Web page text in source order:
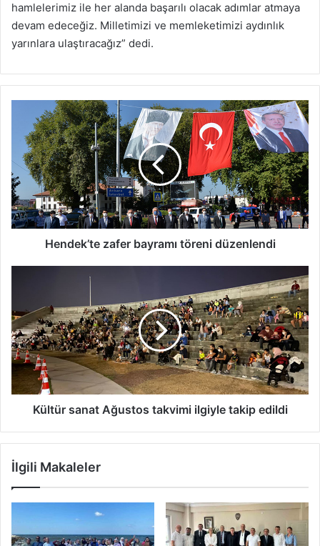
hamlelerimiz ile her alanda başarılı olacak adımlar atmaya
devam edeceğiz. Milletimizi ve memleketimizi aydınlık
yarınlara ulaştıracağız” dedi.
Hendek’te
zafer
bayramı
töreni
düzenlendi
Hendek’te zafer bayramı töreni düzenlendi
takvimi
ilgiyle
takip
edildi
Kültür sanat Ağustos takvimi ilgiyle takip edildi
İlgili Makaleler